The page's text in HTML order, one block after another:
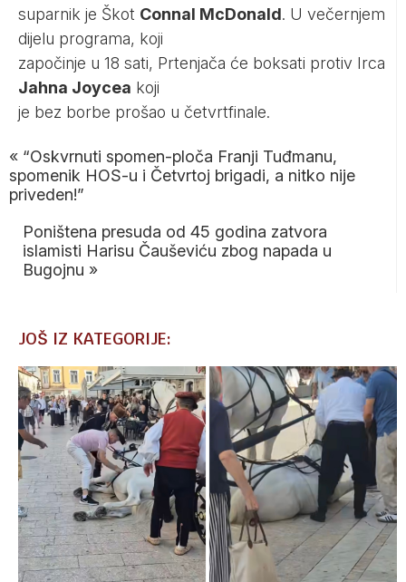
suparnik je Škot Connal McDonald. U večernjem
dijelu programa, koji
započinje u 18 sati, Prtenjača će boksati protiv Irca
Jahna Joycea koji
je bez borbe prošao u četvrtfinale.
« “Oskvrnuti spomen-ploča Franji Tuđmanu,
spomenik HOS-u i Četvrtoj brigadi, a nitko nije
priveden!”
Poništena presuda od 45 godina zatvora
islamisti Harisu Čauševiću zbog napada u
Bugojnu »
JOŠ IZ KATEGORIJE: